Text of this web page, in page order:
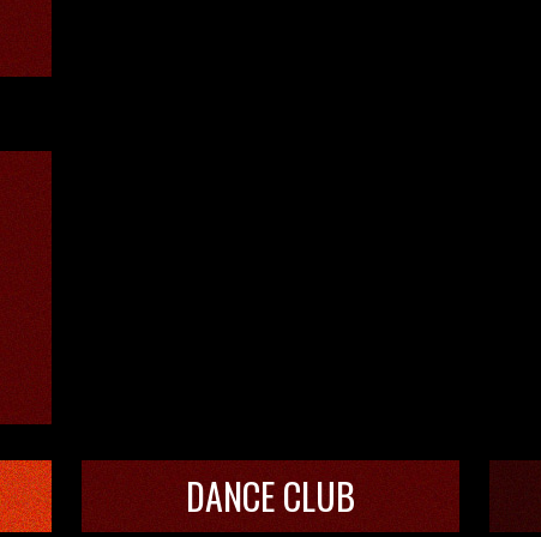
DANCE CLUB